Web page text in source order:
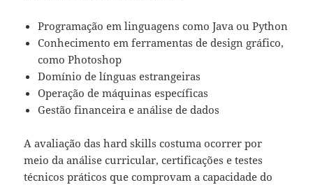
Programação em linguagens como Java ou Python
Conhecimento em ferramentas de design gráfico,
como Photoshop
Domínio de línguas estrangeiras
Operação de máquinas específicas
Gestão financeira e análise de dados
A avaliação das hard skills costuma ocorrer por
meio da análise curricular, certificações e testes
técnicos práticos que comprovam a capacidade do